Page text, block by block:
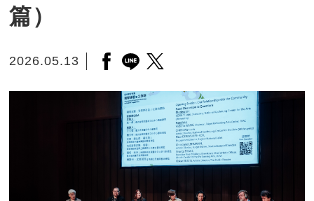
篇）
2026.05.13 另開新視窗分享至facebook
另開新視窗分享至line
另開新視窗分享至twitter